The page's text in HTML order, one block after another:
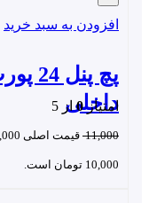
توان خروجی POE در هر پورت : ۳۰ وات
دارای پروتکل LLDP
فاقد پنل مدیریتی
ابعاد : ۴.۴*۲۰*۲۸ سانتیمتر
ولتاژ برق ورودی ۱۸۰ الی ۲۵۰ ولت متناوب
افزودن به سبد خرید
داخلی
امتیاز0از 5
11,000 قیمت اصلی 11,000 تومان بود.
10,000 تومان است.